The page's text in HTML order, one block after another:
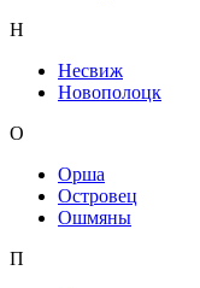
Н
Несвиж
Новополоцк
О
Орша
Островец
Ошмяны
П